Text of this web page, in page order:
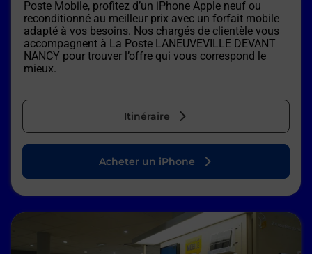
Poste Mobile, profitez d’un iPhone Apple neuf ou
reconditionné au meilleur prix avec un forfait mobile
adapté à vos besoins. Nos chargés de clientèle vous
accompagnent à La Poste LANEUVEVILLE DEVANT
NANCY pour trouver l’offre qui vous correspond le
mieux.
Itinéraire
Acheter un iPhone